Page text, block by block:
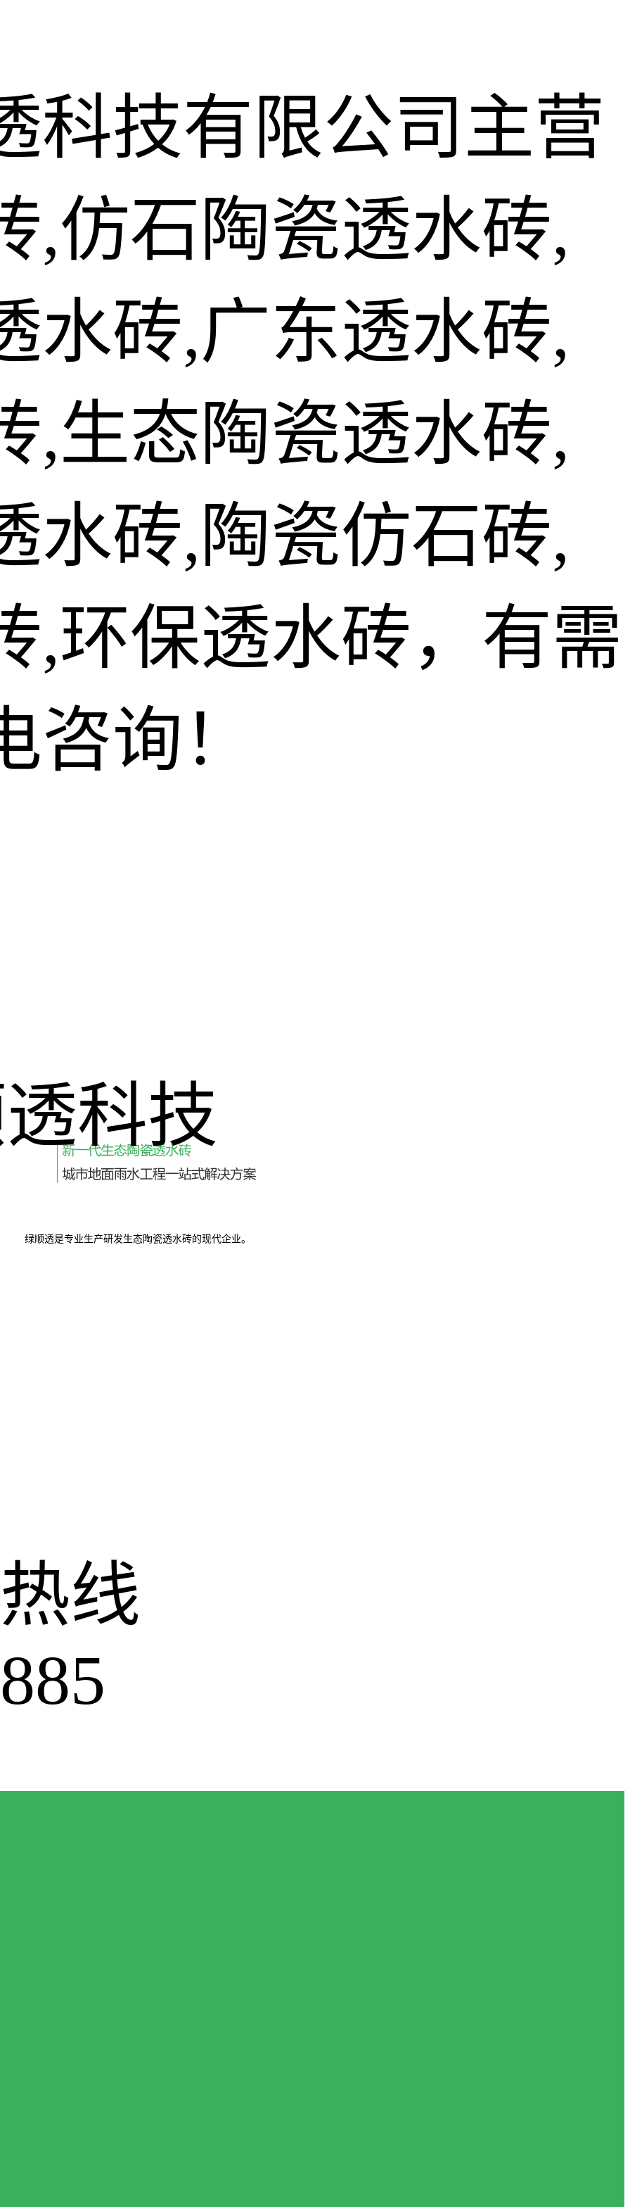
科技有限公司主营
,仿石陶瓷透水砖,
水砖,广东透水砖,
,生态陶瓷透水砖,
水砖,陶瓷仿石砖,
,环保透水砖，有需
询！
科技
绿顺透是专业生产研发生态陶瓷透水砖的现代企业。
线